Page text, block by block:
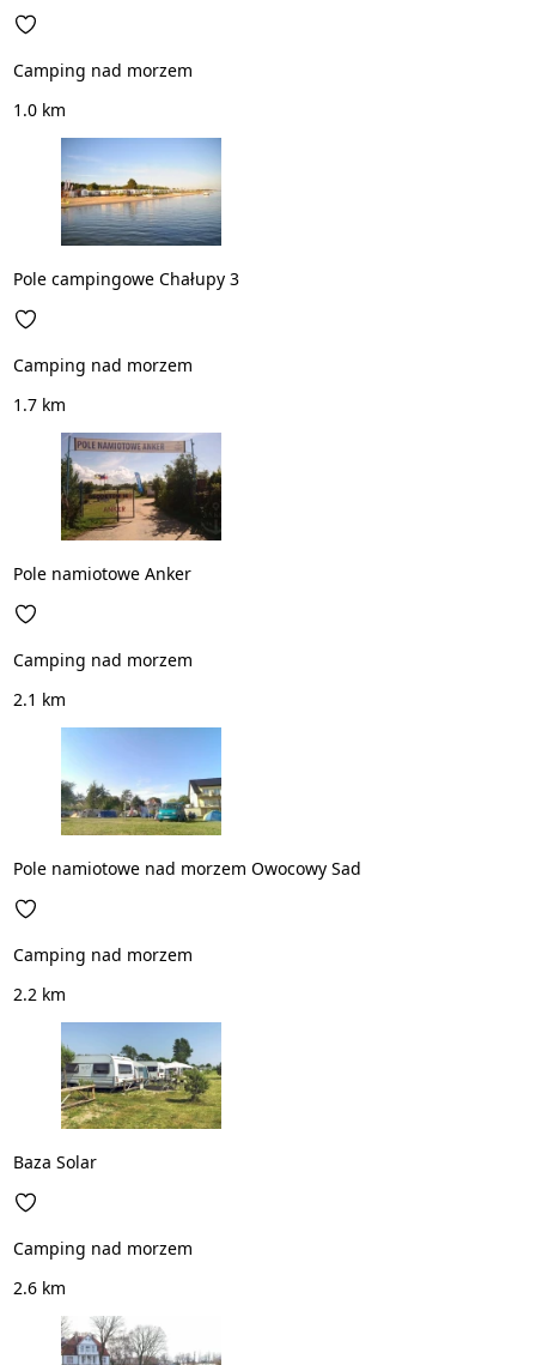
Camping nad morzem
1.0 km
Pole campingowe Chałupy 3
Camping nad morzem
1.7 km
Pole namiotowe Anker
Camping nad morzem
2.1 km
Pole namiotowe nad morzem Owocowy Sad
Camping nad morzem
2.2 km
Baza Solar
Camping nad morzem
2.6 km